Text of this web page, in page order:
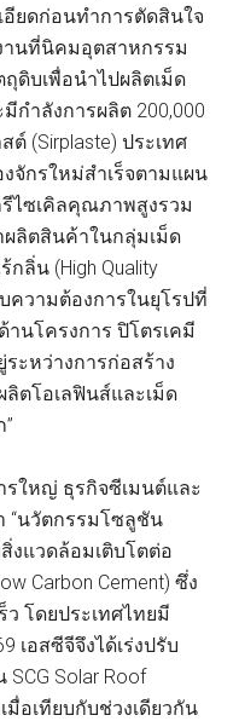
ยดก่อนทำการตัดสินใจ
านที่นิคมอุตสาหกรรม
ดิบเพื่อนำไปผลิตเม็ด
กำลังการผลิต 200,000
(Sirplaste) ประเทศ
จักรใหม่สำเร็จตามแผน
ไซเคิลคุณภาพสูงรวม
ผลิตสินค้าในกลุ่มเม็ด
ลิ่น (High Quality
บความต้องการในยุโรปที่
านโครงการ ปิโตรเคมี
ะหว่างการก่อสร้าง
ลิตโอเลฟินส์และเม็ด
ใหญ่ ธุรกิจซีเมนต์และ
“นวัตกรรมโซลูชัน
งแวดล้อมเติบโตต่อ
Carbon Cement) ซึ่ง
โดยประเทศไทยมี
เอสซีจีจึงได้เร่งปรับ
Solar Roof
มื่อเทียบกับช่วงเดียวกัน